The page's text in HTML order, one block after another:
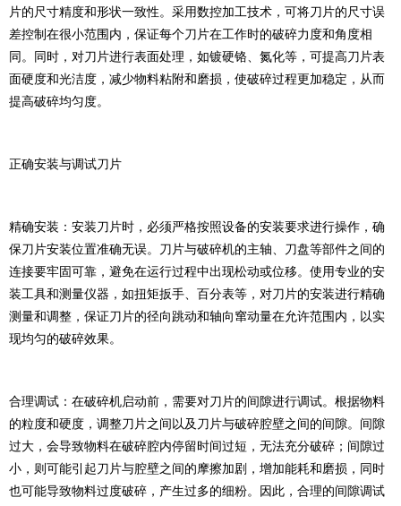
片的尺寸精度和形状一致性。采用数控加工技术，可将刀片的尺寸误
差控制在很小范围内，保证每个刀片在工作时的破碎力度和角度相
同。同时，对刀片进行表面处理，如镀硬铬、氮化等，可提高刀片表
面硬度和光洁度，减少物料粘附和磨损，使破碎过程更加稳定，从而
提高破碎均匀度。
正确安装与调试刀片
精确安装：安装刀片时，必须严格按照设备的安装要求进行操作，确
保刀片安装位置准确无误。刀片与破碎机的主轴、刀盘等部件之间的
连接要牢固可靠，避免在运行过程中出现松动或位移。使用专业的安
装工具和测量仪器，如扭矩扳手、百分表等，对刀片的安装进行精确
测量和调整，保证刀片的径向跳动和轴向窜动量在允许范围内，以实
现均匀的破碎效果。
合理调试：在破碎机启动前，需要对刀片的间隙进行调试。根据物料
的粒度和硬度，调整刀片之间以及刀片与破碎腔壁之间的间隙。间隙
过大，会导致物料在破碎腔内停留时间过短，无法充分破碎；间隙过
小，则可能引起刀片与腔壁之间的摩擦加剧，增加能耗和磨损，同时
也可能导致物料过度破碎，产生过多的细粉。因此，合理的间隙调试